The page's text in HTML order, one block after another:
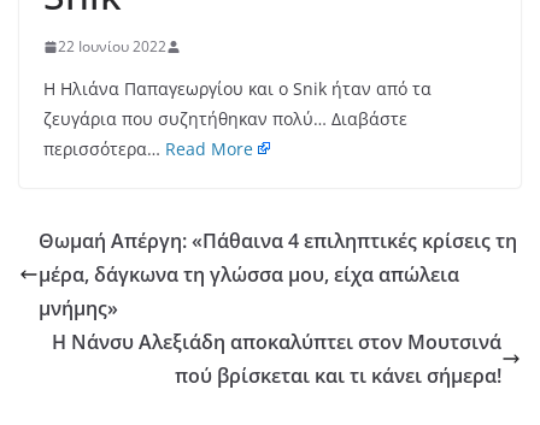
22 Ιουνίου 2022
Η Ηλιάνα Παπαγεωργίου και ο Snik ήταν από τα
ζευγάρια που συζητήθηκαν πολύ… Διαβάστε
περισσότερα… Read More
Θωμαή Απέργη: «Πάθαινα 4 επιληπτικές κρίσεις τη
μέρα, δάγκωνα τη γλώσσα μου, είχα απώλεια
μνήμης»
Η Νάνσυ Αλεξιάδη αποκαλύπτει στον Μουτσινά
πού βρίσκεται και τι κάνει σήμερα!